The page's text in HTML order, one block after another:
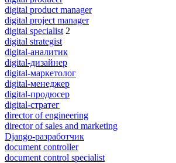
digital product manager
digital project manager
digital specialist 2
digital strategist
digital-аналитик
digital-дизайнер
digital-маркетолог
digital-менеджер
digital-продюсер
digital-стратег
director of engineering
director of sales and marketing
Django-разработчик
document controller
document control specialist